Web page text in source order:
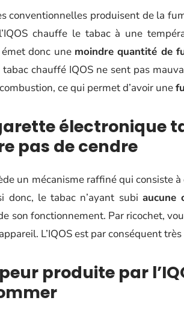
conventionnelles produisent de la
chauffe le tabac à une
donc une moindre quantité de
chauffé IQOS ne sent pas
ce qui permet d’avoir une
électronique
pas de cendre
un mécanisme raffiné qui
donc, le tabac n’ayant subi aucune
son fonctionnement. Par ricochet,
L’IQOS est par conséquent
produite par